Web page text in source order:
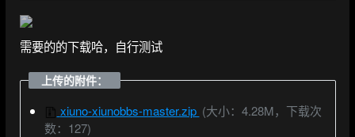
需要的的下载哈，自行测试
上传的附件：
xiuno-xiunobbs-master.zip (大小：4.28M，下载次
数：127)